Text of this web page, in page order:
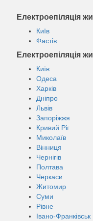
Електроепіляція
Київ
Фастів
Електроепіляція
Київ
Одеса
Харків
Дніпро
Львів
Запоріжжя
Кривий Ріг
Миколаїв
Вінниця
Чернігів
Полтава
Черкаси
Житомир
Суми
Рівне
Івано-Франківськ